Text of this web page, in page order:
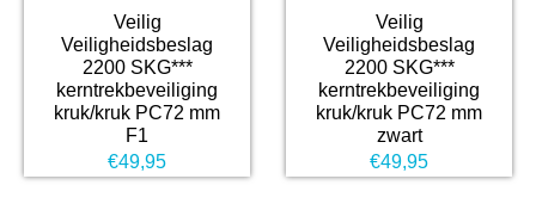
Veilig
Veiligheidsbeslag
2200 SKG***
kerntrekbeveiliging
kruk/kruk PC72 mm
F1
€49,95
Veilig
Veiligheidsbeslag
2200 SKG***
kerntrekbeveiliging
kruk/kruk PC72 mm
zwart
€49,95